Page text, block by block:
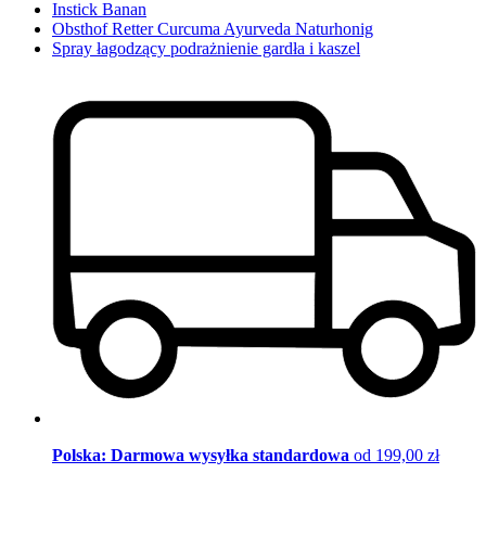
Instick Banan
Obsthof Retter Curcuma Ayurveda Naturhonig
Spray łagodzący podrażnienie gardła i kaszel
Polska: Darmowa wysyłka standardowa od 199,00 zł